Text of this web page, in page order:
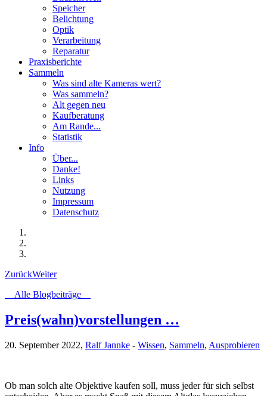
Speicher
Belichtung
Optik
Verarbeitung
Reparatur
Praxisberichte
Sammeln
Was sind alte Kameras wert?
Was sammeln?
Alt gegen neu
Kaufberatung
Am Rande...
Statistik
Info
Über...
Danke!
Links
Nutzung
Impressum
Datenschutz
ZurückWeiter
Alle Blogbeiträge
Preis(wahn)vorstellungen …
20. September 2022, Ralf Jannke - Wissen, Sammeln, Ausprobieren
Ob man solch alte Objektive kaufen soll, muss jeder für sich selbst